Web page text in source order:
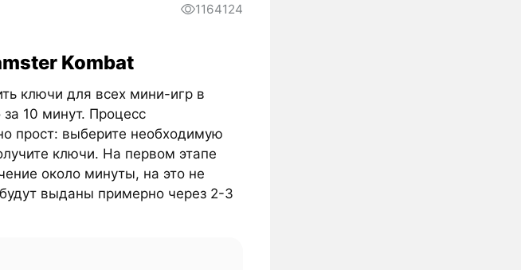
1164124
Kombat
ключи для всех мини-игр в
10 минут. Процесс
прост: выберите необходимую
ключи. На первом этапе
около минуты, на это не
выданы примерно через 2-3